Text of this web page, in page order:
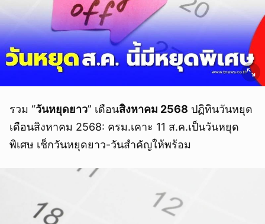
รวม “วันหยุดยาว” เดือนสิงหาคม 2568 ปฏิทินวันหยุด
เดือนสิงหาคม 2568: ครม.เคาะ 11 ส.ค.เป็นวันหยุด
พิเศษ เช็กวันหยุดยาว-วันสำคัญให้พร้อม